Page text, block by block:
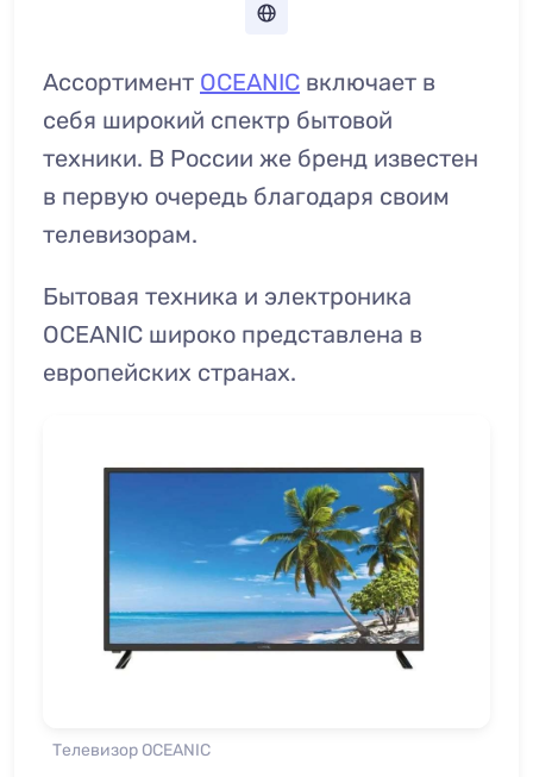
Ассортимент OCEANIC включает в
себя широкий спектр бытовой
техники. В России же бренд известен
в первую очередь благодаря своим
телевизорам.
Бытовая техника и электроника
OCEANIC широко представлена в
европейских странах.
Телевизор OCEANIC